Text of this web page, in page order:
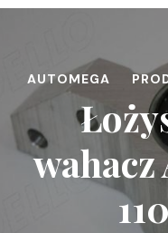
AUTOMEGA
wahacz